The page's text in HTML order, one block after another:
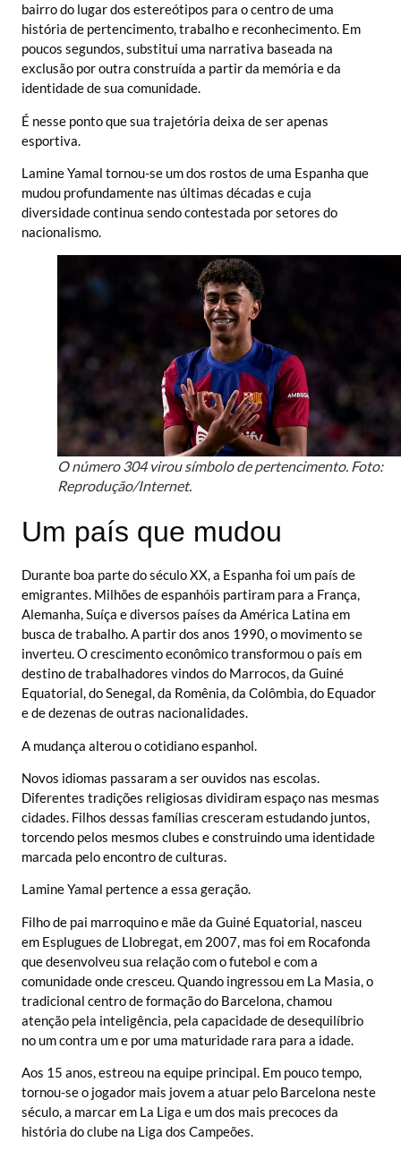
bairro do lugar dos estereótipos para o centro de uma
história de pertencimento, trabalho e reconhecimento. Em
poucos segundos, substitui uma narrativa baseada na
exclusão por outra construída a partir da memória e da
identidade de sua comunidade.
É nesse ponto que sua trajetória deixa de ser apenas
esportiva.
Lamine Yamal tornou-se um dos rostos de uma Espanha que
mudou profundamente nas últimas décadas e cuja
diversidade continua sendo contestada por setores do
nacionalismo.
O número 304 virou símbolo de pertencimento. Foto:
Reprodução/Internet.
Um país que mudou
Durante boa parte do século XX, a Espanha foi um país de
emigrantes. Milhões de espanhóis partiram para a França,
Alemanha, Suíça e diversos países da América Latina em
busca de trabalho. A partir dos anos 1990, o movimento se
inverteu. O crescimento econômico transformou o país em
destino de trabalhadores vindos do Marrocos, da Guiné
Equatorial, do Senegal, da Romênia, da Colômbia, do Equador
e de dezenas de outras nacionalidades.
A mudança alterou o cotidiano espanhol.
Novos idiomas passaram a ser ouvidos nas escolas.
Diferentes tradições religiosas dividiram espaço nas mesmas
cidades. Filhos dessas famílias cresceram estudando juntos,
torcendo pelos mesmos clubes e construindo uma identidade
marcada pelo encontro de culturas.
Lamine Yamal pertence a essa geração.
Filho de pai marroquino e mãe da Guiné Equatorial, nasceu
em Esplugues de Llobregat, em 2007, mas foi em Rocafonda
que desenvolveu sua relação com o futebol e com a
comunidade onde cresceu. Quando ingressou em La Masia, o
tradicional centro de formação do Barcelona, chamou
atenção pela inteligência, pela capacidade de desequilíbrio
no um contra um e por uma maturidade rara para a idade.
Aos 15 anos, estreou na equipe principal. Em pouco tempo,
tornou-se o jogador mais jovem a atuar pelo Barcelona neste
século, a marcar em La Liga e um dos mais precoces da
história do clube na Liga dos Campeões.